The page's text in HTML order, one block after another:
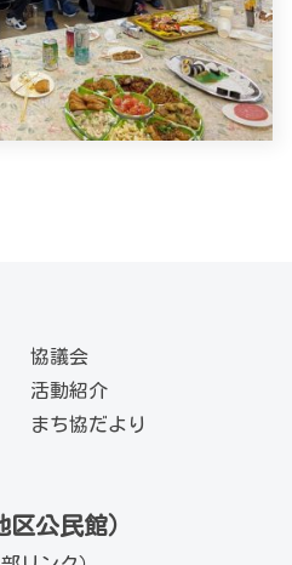
協議会
活動紹介
まち協だより
公民館）